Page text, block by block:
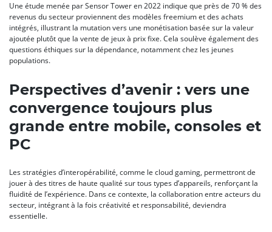
Une étude menée par Sensor Tower en 2022 indique que près de 70 % des
revenus du secteur proviennent des modèles freemium et des achats
intégrés, illustrant la mutation vers une monétisation basée sur la valeur
ajoutée plutôt que la vente de jeux à prix fixe. Cela soulève également des
questions éthiques sur la dépendance, notamment chez les jeunes
populations.
Perspectives d’avenir : vers une
convergence toujours plus
grande entre mobile, consoles et
PC
Les stratégies d’interopérabilité, comme le cloud gaming, permettront de
jouer à des titres de haute qualité sur tous types d’appareils, renforçant la
fluidité de l’expérience. Dans ce contexte, la collaboration entre acteurs du
secteur, intégrant à la fois créativité et responsabilité, deviendra
essentielle.